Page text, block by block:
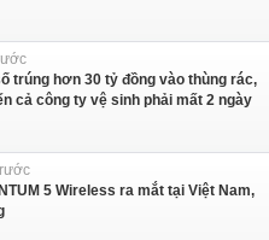
trúng hơn 30 tỷ đồng vào thùng rác,
cả công ty vệ sinh phải mất 2 ngày
5 Wireless ra mắt tại Việt Nam,